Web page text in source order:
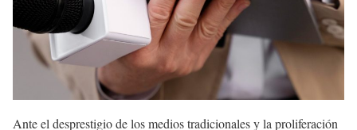
Ante el desprestigio de los medios tradicionales y la proliferación